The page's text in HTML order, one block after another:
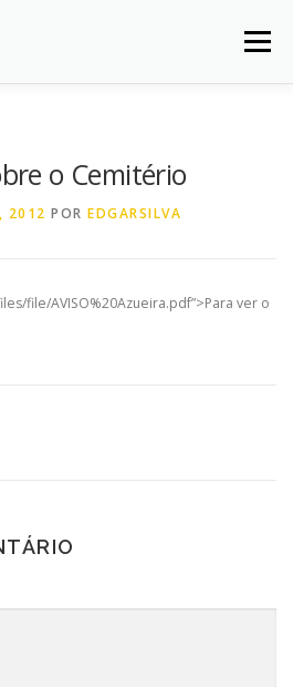
Menu
NOTÍCIAS MAPA
o Cemitério
2012 POR EDGARSILVA
file/AVISO%20Azueira.pdf”>Para ver o